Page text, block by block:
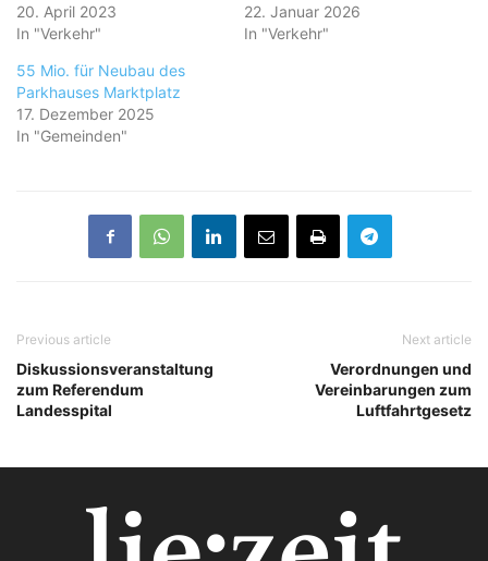
20. April 2023
In "Verkehr"
22. Januar 2026
In "Verkehr"
55 Mio. für Neubau des
Parkhauses Marktplatz
17. Dezember 2025
In "Gemeinden"
Previous article
Diskussionsveranstaltung
zum Referendum
Landesspital
Next article
Verordnungen und
Vereinbarungen zum
Luftfahrtgesetz